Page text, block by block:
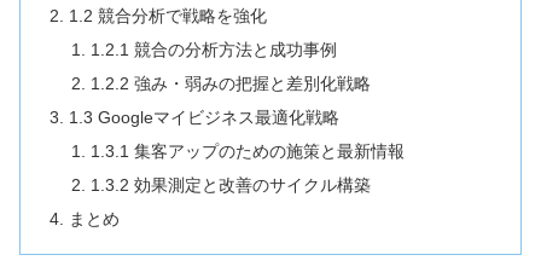
1.2 競合分析で戦略を強化
1.2.1 競合の分析方法と成功事例
1.2.2 強み・弱みの把握と差別化戦略
1.3 Googleマイビジネス最適化戦略
1.3.1 集客アップのための施策と最新情報
1.3.2 効果測定と改善のサイクル構築
まとめ